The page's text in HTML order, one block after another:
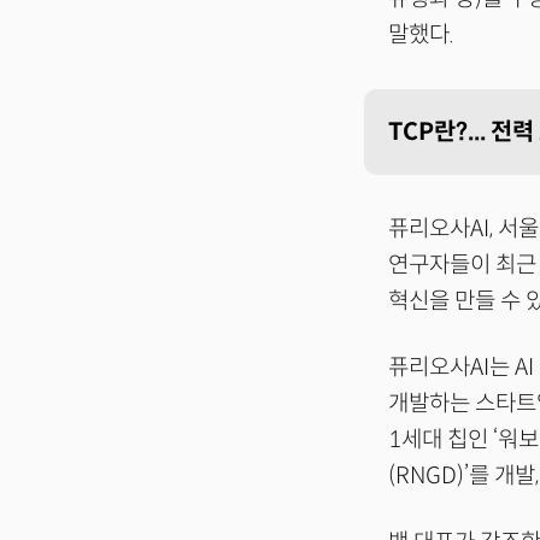
말했다.
TCP란?... 전력
퓨리오사AI, 서
연구자들이 최
혁신을 만들 수
퓨리오사AI는
개발하는 스타
1세대 칩인 ‘워
(RNGD)’를 개